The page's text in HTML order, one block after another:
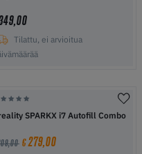
Tilattu, ei arvioitua
SPARKX i7 Autofill Combo
€279,00